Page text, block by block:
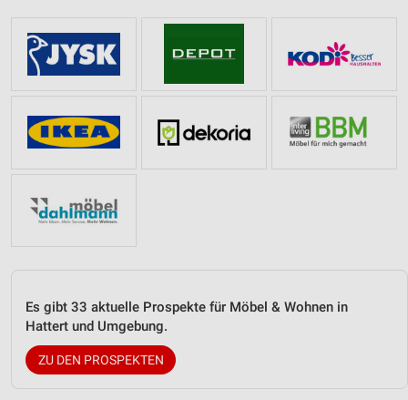
Es gibt 33 aktuelle Prospekte für Möbel & Wohnen in
Hattert und Umgebung.
ZU DEN PROSPEKTEN